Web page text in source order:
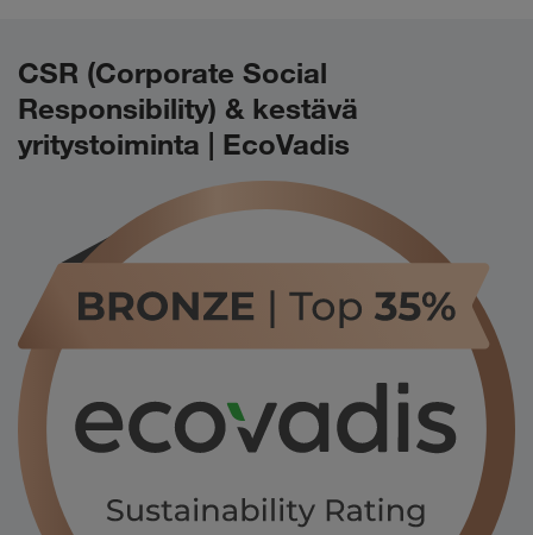
CSR (Corporate Social
Responsibility) & kestävä
yritystoiminta | EcoVadis